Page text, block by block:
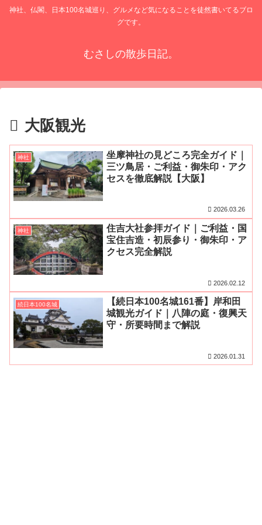
神社、仏閣、日本100名城巡り、グルメなど気になることを徒然書いてるブロ
グです。
むさしの散歩日記。
大阪観光
神社
坐摩神社の見どころ完全ガイド｜
三ツ鳥居・ご利益・御朱印・アク
セスを徹底解説【大阪】
2026.03.26
神社
住吉大社参拝ガイド｜ご利益・国
宝住吉造・初辰参り・御朱印・ア
クセス完全解説
2026.02.12
続日本100名城
【続日本100名城161番】岸和田
城観光ガイド｜八陣の庭・復興天
守・所要時間まで解説
2026.01.31